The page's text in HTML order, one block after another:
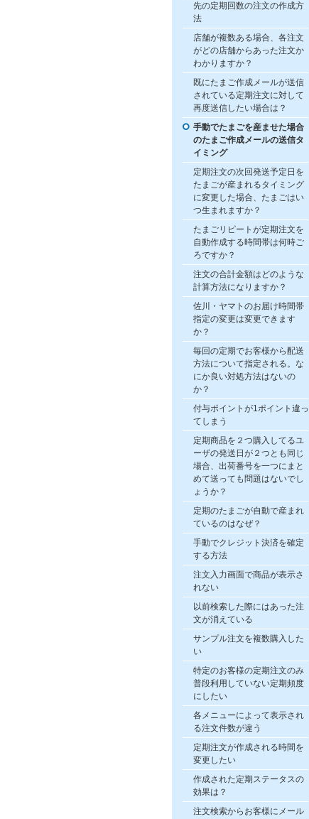
先の定期回数の注文の作成方
法
店舗が複数ある場合、各注文
がどの店舗からあった注文か
わかりますか？
既にたまご作成メールが送信
されている定期注文に対して
再度送信したい場合は？
手動でたまごを産ませた場合
のたまご作成メールの送信タ
イミング
定期注文の次回発送予定日を
たまごが産まれるタイミング
に変更した場合、たまごはい
つ生まれますか？
たまごリピートが定期注文を
自動作成する時間帯は何時ご
ろですか？
注文の合計金額はどのような
計算方法になりますか？
佐川・ヤマトのお届け時間帯
指定の変更は変更できます
か？
毎回の定期でお客様から配送
方法について指定される。な
にか良い対処方法はないの
か？
付与ポイントが1ポイント違っ
てしまう
定期商品を２つ購入してるユ
ーザの発送日が２つとも同じ
場合、出荷番号を一つにまと
めて送っても問題はないでし
ょうか？
定期のたまごが自動で産まれ
ているのはなぜ？
手動でクレジット決済を確定
する方法
注文入力画面で商品が表示さ
れない
以前検索した際にはあった注
文が消えている
サンプル注文を複数購入した
い
特定のお客様の定期注文のみ
普段利用していない定期頻度
にしたい
各メニューによって表示され
る注文件数が違う
定期注文が作成される時間を
変更したい
作成された定期ステータスの
効果は？
注文検索からお客様にメール